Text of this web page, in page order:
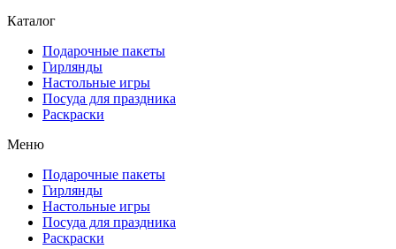
Каталог
Подарочные пакеты
Гирлянды
Настольные игры
Посуда для праздника
Раскраски
Меню
Подарочные пакеты
Гирлянды
Настольные игры
Посуда для праздника
Раскраски